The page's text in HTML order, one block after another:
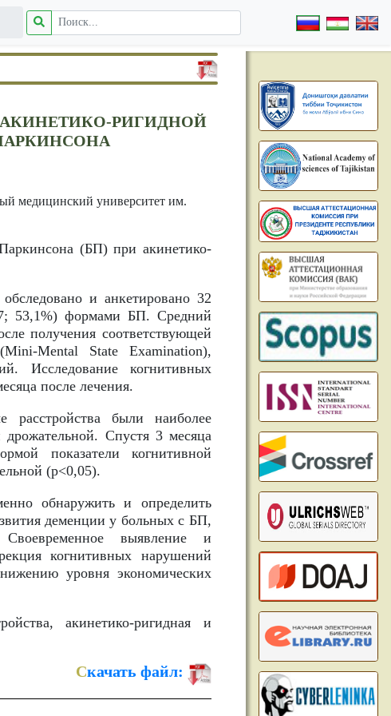
РИГИДНОЙ
медицинский университет им.
(БП) при акинетико-
и анкетировано 32
53,1%) формами БП. Средний
получения соответствующей
Mental State Examination),
Исследование когнитивных
после лечения.
были наиболее
Спустя 3 месяца
показатели когнитивной
(р<0,05).
обнаружить и определить
деменции у больных с БП,
выявление и
когнитивных нарушений
уровня экономических
акинетико-ригидная и
Скачать файл: